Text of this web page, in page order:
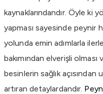
kaynaklarındandır. Öyle ki
yapması sayesinde peynir
yolunda emin adımlarla
bakımından elverişli
besinlerin sağlık
artıran detaylardandır.